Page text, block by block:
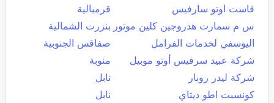
فاست اوتو سارفيس
قرمبالية
س م سمارت هدروجين كلين موتور بنزرت الشمالية
اليوسفي لخدمات الفرامل
صفاقس الجنوبية
شركة عبيد سرفيس أوتو موبيل
منوبة
شركة ليدر روبار
نابل
كونسبت اطو ديتاي
نابل